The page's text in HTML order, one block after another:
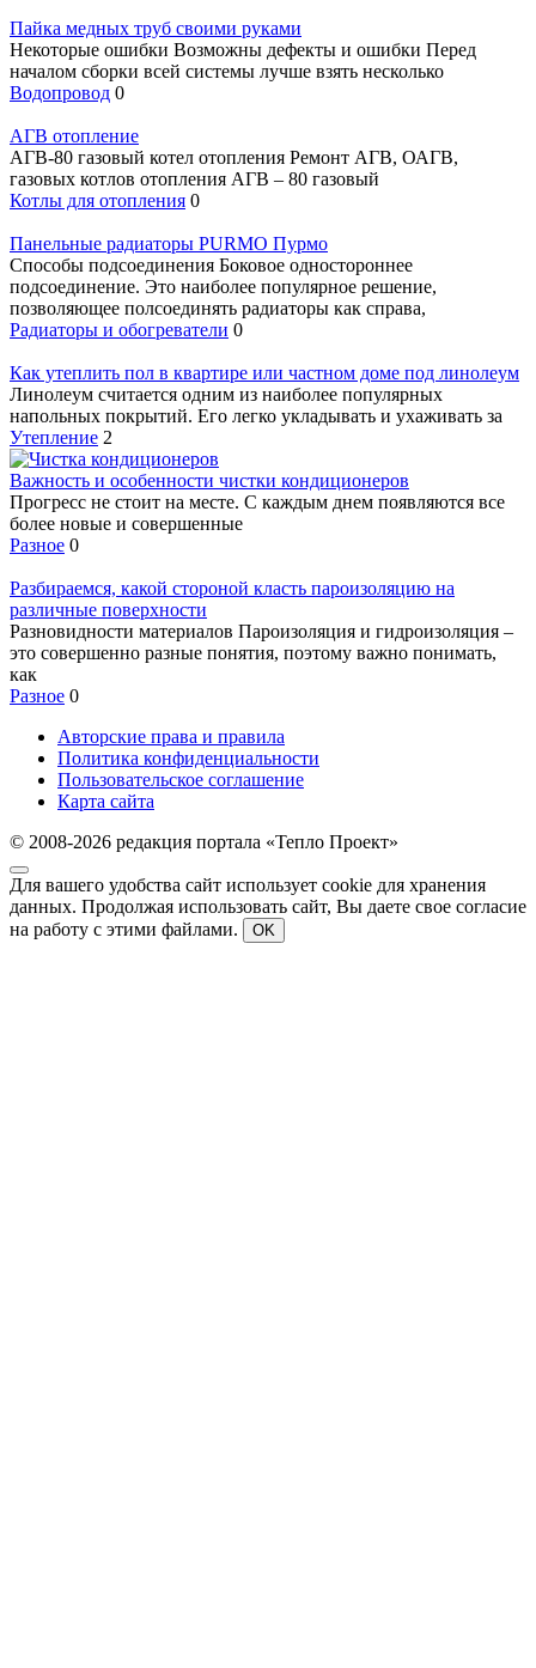
Пайка медных труб своими руками
Некоторые ошибки Возможны дефекты и ошибки Перед
началом сборки всей системы лучше взять несколько
Водопровод 0
АГВ отопление
АГВ-80 газовый котел отопления Ремонт АГВ, ОАГВ,
газовых котлов отопления АГВ – 80 газовый
Котлы для отопления 0
Панельные радиаторы PURMO Пурмо
Способы подсоединения Боковое одностороннее
подсоединение. Это наиболее популярное решение,
позволяющее полсоединять радиаторы как справа,
Радиаторы и обогреватели 0
Как утеплить пол в квартире или частном доме под линолеум
Линолеум считается одним из наиболее популярных
напольных покрытий. Его легко укладывать и ухаживать за
Утепление 2
Важность и особенности чистки кондиционеров
Прогресс не стоит на месте. С каждым днем появляются все
более новые и совершенные
Разное 0
Разбираемся, какой стороной класть пароизоляцию на
различные поверхности
Разновидности материалов Пароизоляция и гидроизоляция –
это совершенно разные понятия, поэтому важно понимать,
как
Разное 0
Авторские права и правила
Политика конфиденциальности
Пользовательское соглашение
Карта сайта
© 2008-2026 редакция портала «Тепло Проект»
Для вашего удобства сайт использует cookie для хранения
данных. Продолжая использовать сайт, Вы даете свое согласие
на работу с этими файлами.
OK